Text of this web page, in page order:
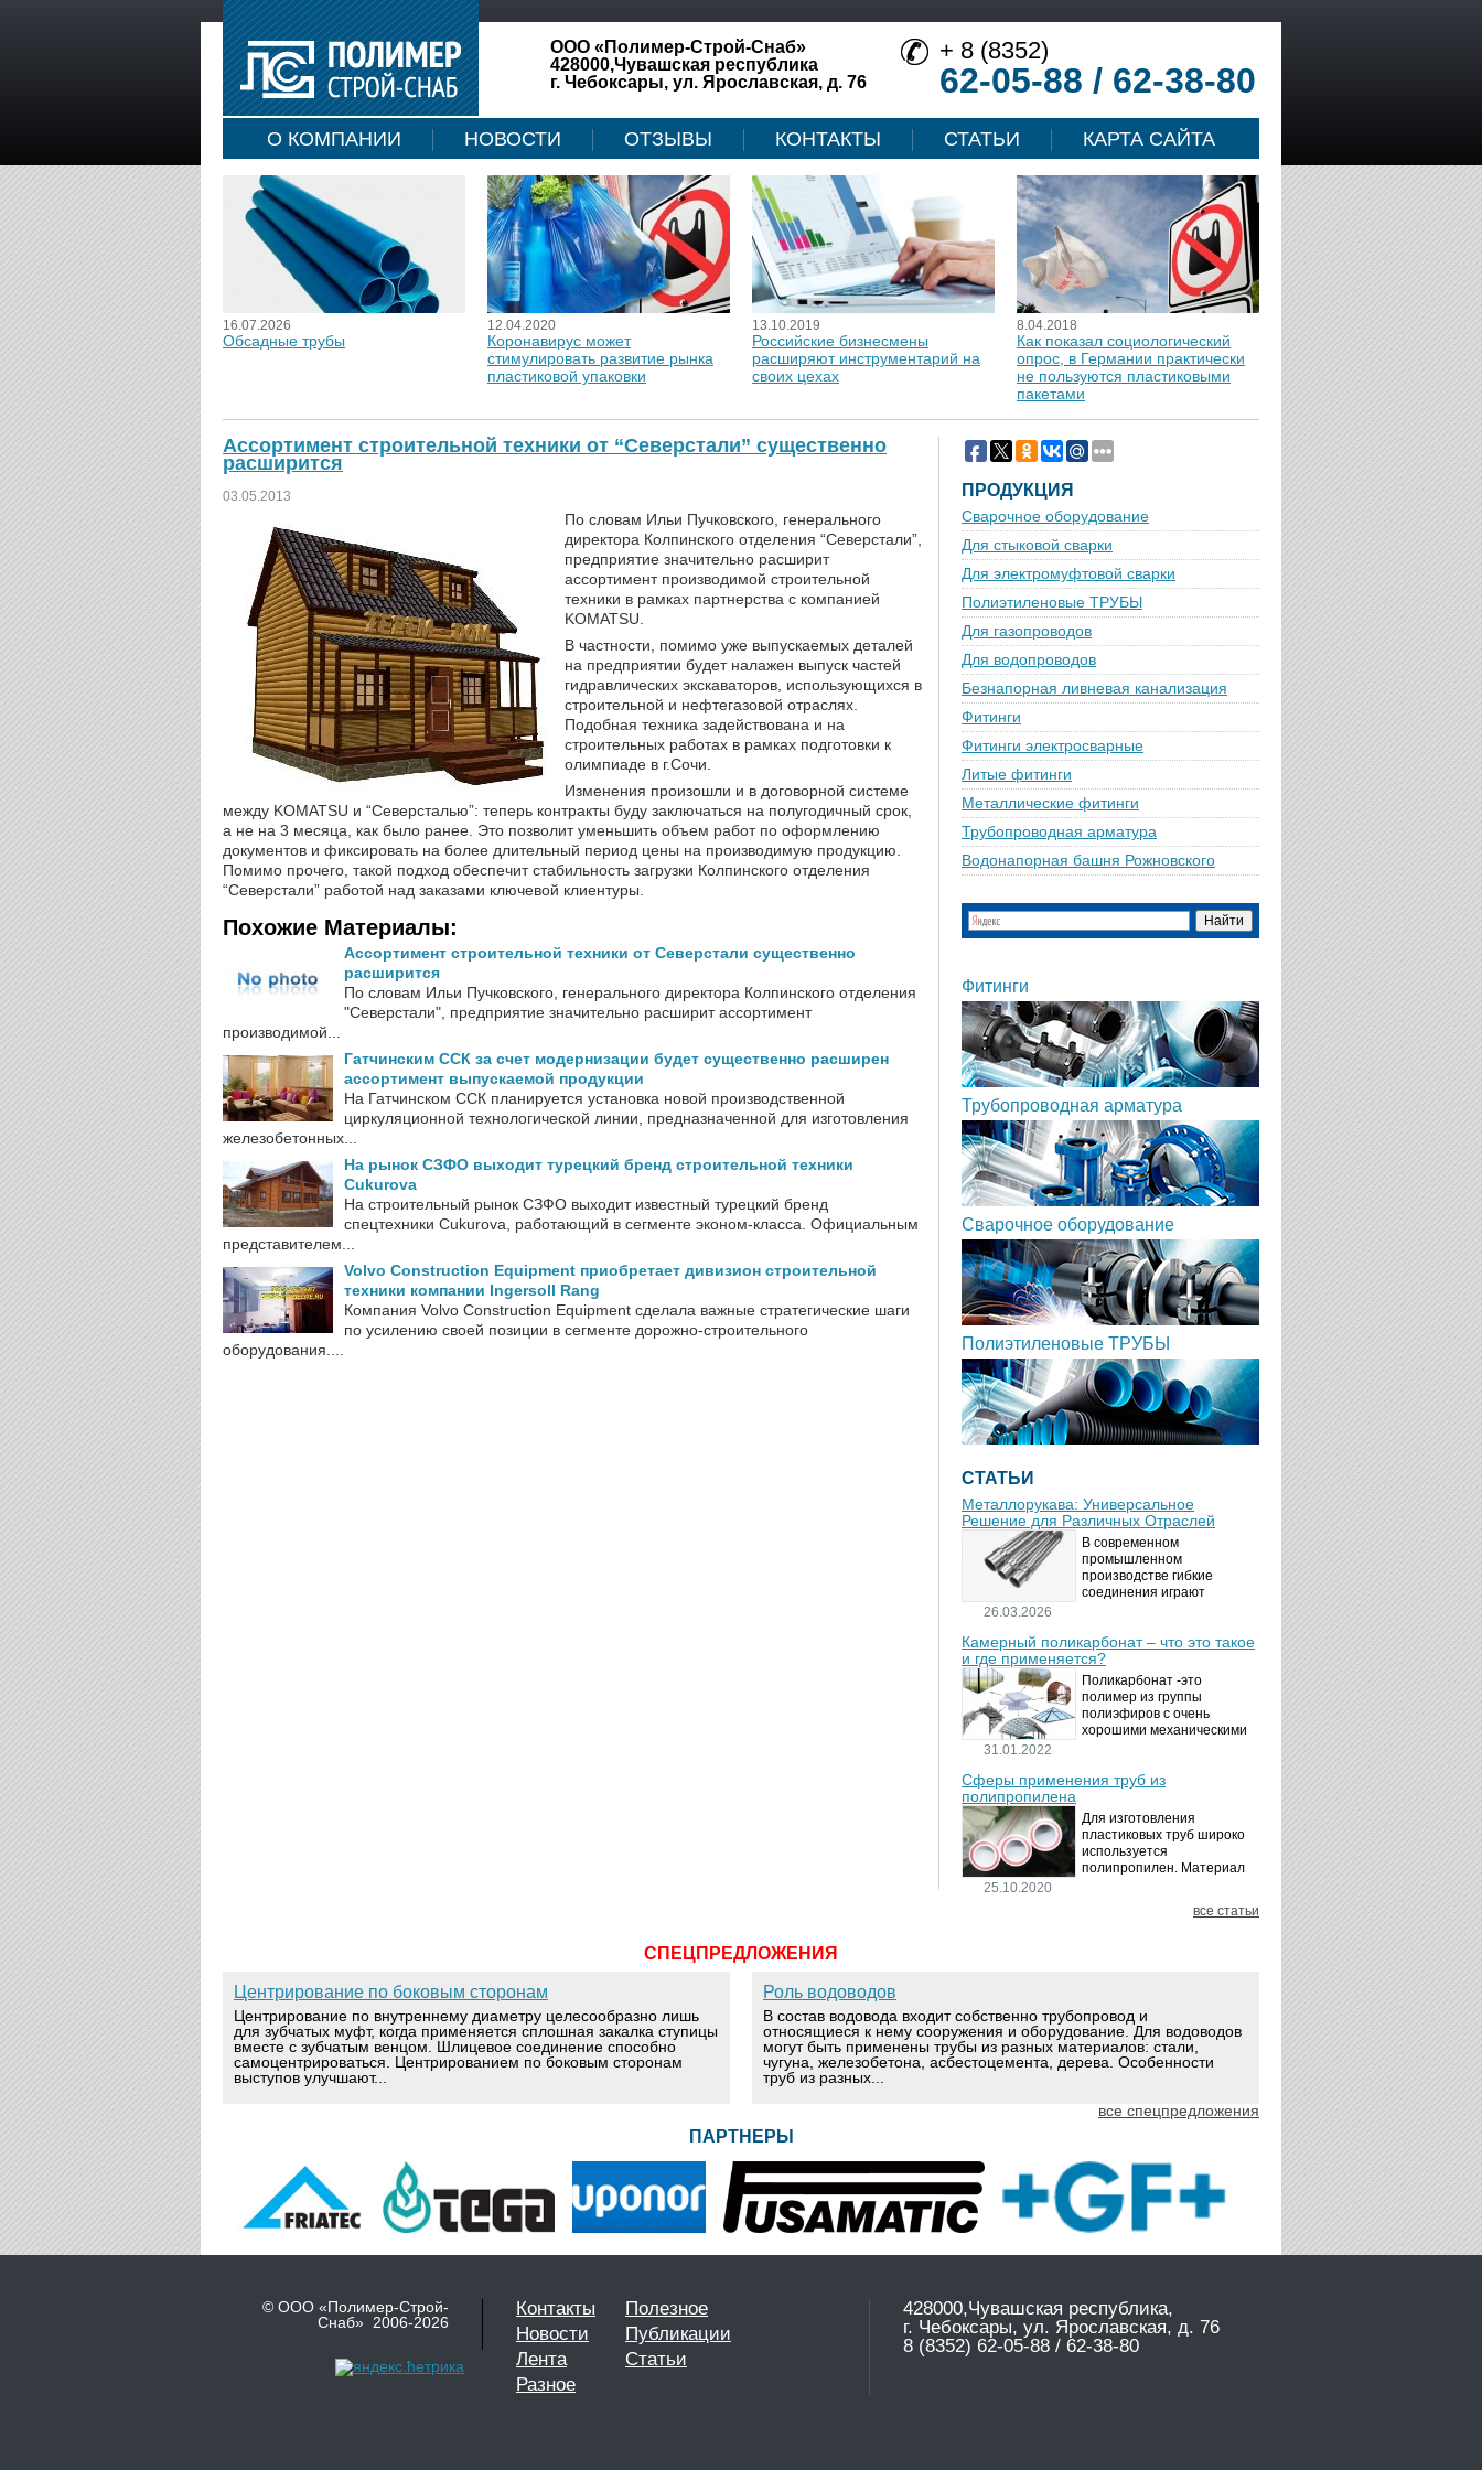
ООО «Полимер-Строй-Снаб»
428000,Чувашская республика
г. Чебоксары, ул. Ярославская, д. 76
+ 8 (8352)
62-05-88 / 62-38-80
О КОМПАНИИ НОВОСТИ ОТЗЫВЫ КОНТАКТЫ СТАТЬИ КАРТА САЙТА
16.07.2026
Обсадные трубы
12.04.2020
Коронавирус может
стимулировать развитие рынка
пластиковой упаковки
13.10.2019
Российские бизнесмены
расширяют инструментарий на
своих цехах
8.04.2018
Как показал социологический
опрос, в Германии практически
не пользуются пластиковыми
пакетами
Ассортимент строительной техники от “Северстали” существенно
расширится
03.05.2013
По словам Ильи Пучковского, генерального
директора Колпинского отделения “Северстали”,
предприятие значительно расширит
ассортимент производимой строительной
техники в рамках партнерства с компанией
KOMATSU.
В частности, помимо уже выпускаемых деталей
на предприятии будет налажен выпуск частей
гидравлических экскаваторов, использующихся в
строительной и нефтегазовой отраслях.
Подобная техника задействована и на
строительных работах в рамках подготовки к
олимпиаде в г.Сочи.
Изменения произошли и в договорной системе
между KOMATSU и “Северсталью”: теперь контракты буду заключаться на полугодичный срок,
а не на 3 месяца, как было ранее. Это позволит уменьшить объем работ по оформлению
документов и фиксировать на более длительный период цены на производимую продукцию.
Помимо прочего, такой подход обеспечит стабильность загрузки Колпинского отделения
“Северстали” работой над заказами ключевой клиентуры.
Похожие Материалы:
Ассортимент строительной техники от Северстали существенно
расширится
По словам Ильи Пучковского, генерального директора Колпинского отделения
"Северстали", предприятие значительно расширит ассортимент
производимой...
Гатчинским ССК за счет модернизации будет существенно расширен
ассортимент выпускаемой продукции
На Гатчинском ССК планируется установка новой производственной
циркуляционной технологической линии, предназначенной для изготовления
железобетонных...
На рынок СЗФО выходит турецкий бренд строительной техники
Cukurova
На строительный рынок СЗФО выходит известный турецкий бренд
спецтехники Cukurova, работающий в сегменте эконом-класса. Официальным
представителем...
Volvo Construction Equipment приобретает дивизион строительной
техники компании Ingersoll Rang
Компания Volvo Construction Equipment сделала важные стратегические шаги
по усилению своей позиции в сегменте дорожно-строительного
оборудования....
ПРОДУКЦИЯ
Сварочное оборудование
Для стыковой сварки
Для электромуфтовой сварки
Полиэтиленовые ТРУБЫ
Для газопроводов
Для водопроводов
Безнапорная ливневая канализация
Фитинги
Фитинги электросварные
Литые фитинги
Металлические фитинги
Трубопроводная арматура
Водонапорная башня Рожновского
Фитинги
Трубопроводная арматура
Сварочное оборудование
Полиэтиленовые ТРУБЫ
СТАТЬИ
Металлорукава: Универсальное
Решение для Различных Отраслей
26.03.2026
В современном
промышленном
производстве гибкие
соединения играют
безопасности
технологических процессов.
Металлорукава
представляют собой
универсальные...
Камерный поликарбонат – что это такое
и где применяется?
31.01.2022
Поликарбонат -это
полимер из группы
полиэфиров с очень
хорошими механическими
аморфный, с хорошей
высокой прозрачностью
материал идеально
подходит для...
Сферы применения труб из
полипропилена
25.10.2020
Для изготовления
пластиковых труб широко
используется
полипропилен. Материал
невосприимчив к коррозии,
все статьи
СПЕЦПРЕДЛОЖЕНИЯ
Центрирование по боковым сторонам
Центрирование по внутреннему диаметру целесообразно лишь
для зубчатых муфт, когда применяется сплошная закалка ступицы
вместе с зубчатым венцом. Шлицевое соединение способно
самоцентрироваться. Центрированием по боковым сторонам
выступов улучшают...
Роль водоводов
В состав водовода входит собственно трубопровод и
относящиеся к нему сооружения и оборудование. Для водоводов
могут быть применены трубы из разных материалов: стали,
чугуна, железобетона, асбестоцемента, дерева. Особенности
труб из разных...
все спецпредложения
ПАРТНЕРЫ
© ООО «Полимер-Строй-
Снаб» 2006-2026
Контакты
Новости
Лента
Полезное
Публикации
Статьи
Разное
428000,Чувашская республика,
г. Чебоксары, ул. Ярославская, д. 76
8 (8352) 62-05-88 / 62-38-80